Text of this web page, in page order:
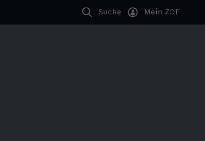
Suche Mein ZDF